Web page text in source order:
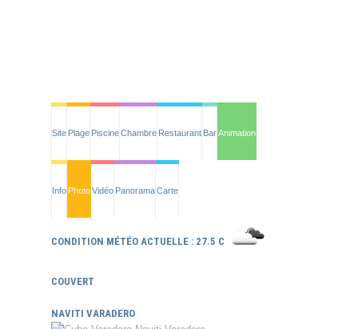
Site Plage PiscineChambre Restaurant BarAnimation
Info PhotoVidéo PanoramaCarte
CONDITION MÉTÉO ACTUELLE : 27.5 C
COUVERT
NAVITI VARADERO